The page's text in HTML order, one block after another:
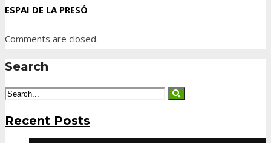
ESPAI DE LA PRESÓ
Comments are closed.
Search
Recent Posts